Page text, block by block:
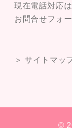
現在電話対応
お問合せフォ
＞ サイトマッ
©